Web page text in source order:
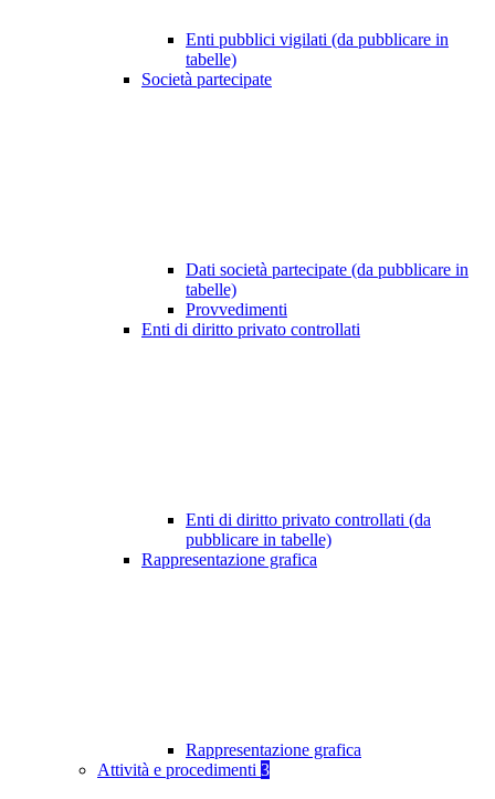
Enti pubblici vigilati (da pubblicare in
tabelle)
Società partecipate
Dati società partecipate (da pubblicare in
tabelle)
Provvedimenti
Enti di diritto privato controllati
Enti di diritto privato controllati (da
pubblicare in tabelle)
Rappresentazione grafica
Rappresentazione grafica
Attività e procedimenti 3